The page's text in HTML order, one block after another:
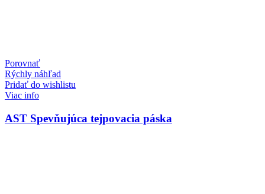
Porovnať
Rýchly náhľad
Pridať do wishlistu
Viac info
AST Spevňujúca tejpovacia páska